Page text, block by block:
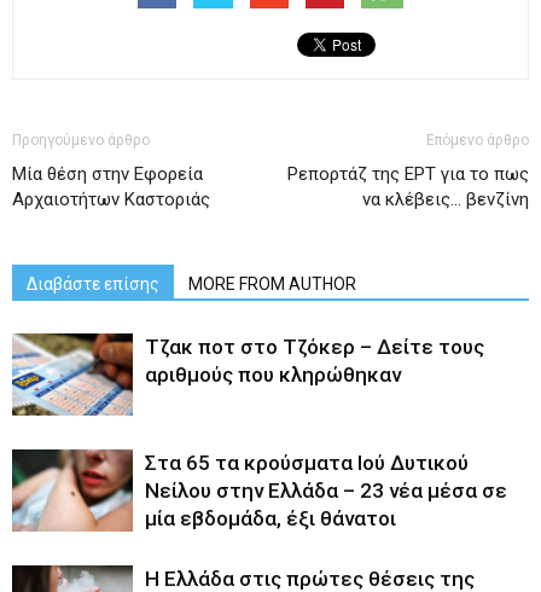
Προηγούμενο άρθρο
Μία θέση στην Εφορεία
Αρχαιοτήτων Καστοριάς
Επόμενο άρθρο
Ρεπορτάζ της ΕΡΤ για το πως
να κλέβεις… βενζίνη
Διαβάστε επίσης MORE FROM AUTHOR
Tζακ ποτ στο Τζόκερ – Δείτε τους
αριθμούς που κληρώθηκαν
Στα 65 τα κρούσματα Ιού Δυτικού
Νείλου στην Ελλάδα – 23 νέα μέσα σε
μία εβδομάδα, έξι θάνατοι
Η Ελλάδα στις πρώτες θέσεις της